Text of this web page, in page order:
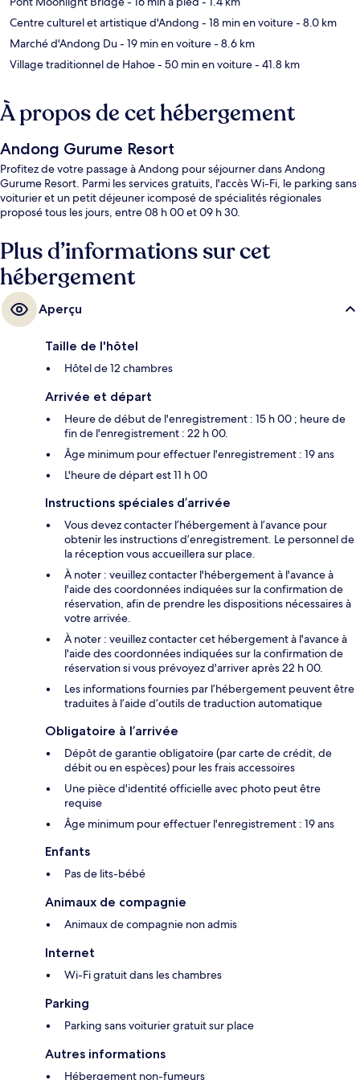
Centre culturel et artistique d'Andong - 18 min en voiture- 8.0 km
Marché d'Andong Du- 19 min en voiture- 8.6 km
Village traditionnel de Hahoe- 50 min en voiture- 41.8 km
À propos de cet hébergement
Andong Gurume Resort
Profitez de votre passage à Andong pour séjourner dans Andong
Gurume Resort. Parmi les services gratuits, l'accès Wi-Fi, le parking sans
voiturier et un petit déjeuner icomposé de spécialités régionales
proposé tous les jours, entre 08 h 00 et 09 h 30.
Plus d’informations sur cet
hébergement
Aperçu
Taille de l'hôtel
Hôtel de 12 chambres
Arrivée et départ
Heure de début de l'enregistrement : 15 h 00 ; heure de
fin de l'enregistrement : 22 h 00.
Âge minimum pour effectuer l'enregistrement : 19 ans
L'heure de départ est 11 h 00
Instructions spéciales d’arrivée
Vous devez contacter l’hébergement à l’avance pour
obtenir les instructions d’enregistrement. Le personnel de
la réception vous accueillera sur place.
À noter : veuillez contacter l'hébergement à l'avance à
l'aide des coordonnées indiquées sur la confirmation de
réservation, afin de prendre les dispositions nécessaires à
votre arrivée.
À noter : veuillez contacter cet hébergement à l'avance à
l'aide des coordonnées indiquées sur la confirmation de
réservation si vous prévoyez d'arriver après 22 h 00.
Les informations fournies par l’hébergement peuvent être
traduites à l’aide d’outils de traduction automatique
Obligatoire à l’arrivée
Dépôt de garantie obligatoire (par carte de crédit, de
débit ou en espèces) pour les frais accessoires
Une pièce d'identité officielle avec photo peut être
requise
Âge minimum pour effectuer l'enregistrement : 19 ans
Enfants
Pas de lits-bébé
Animaux de compagnie
Animaux de compagnie non admis
Internet
Wi-Fi gratuit dans les chambres
Parking
Parking sans voiturier gratuit sur place
Autres informations
Hébergement non-fumeurs